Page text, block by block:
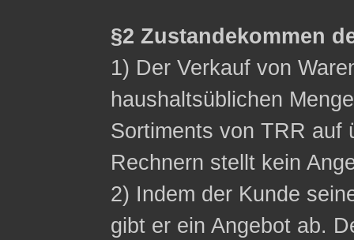
§2 Zustandekommen
1) Der Verkauf von
haushaltsüblichen
Sortiments von TRR auf
Rechnern stellt kein
2) Indem der Kunde
gibt er ein Angebot ab.